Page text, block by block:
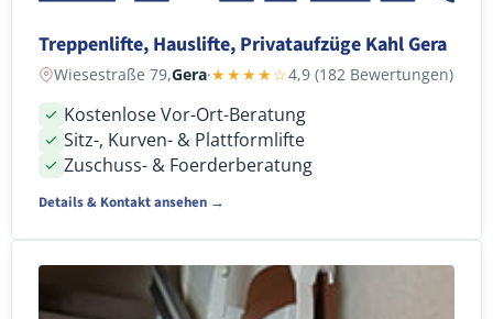
Treppenlifte, Hauslifte, Privataufzüge Kahl Gera
Wiesestraße 79,Gera·★★★★☆4,9 (182 Bewertungen)
Kostenlose Vor-Ort-Beratung
Sitz-, Kurven- & Plattformlifte
Zuschuss- & Foerderberatung
Details & Kontakt ansehen →